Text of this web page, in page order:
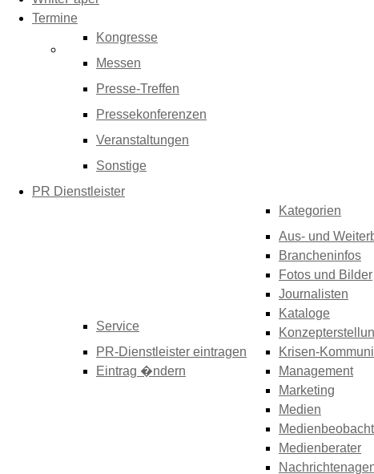
Termine
Kongresse
Messen
Presse-Treffen
Pressekonferenzen
Veranstaltungen
Sonstige
PR Dienstleister
Service
PR-Dienstleister eintragen
Eintrag �ndern
Kategorien
Aus- und
Brancheninfos
Fotos und Bilder
Journalisten
Kataloge
Krisen-
Management
Marketing
Medien
Medienberater